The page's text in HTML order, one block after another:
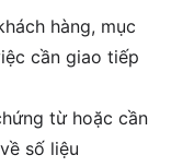
hàng, mục
cần giao tiếp
từ hoặc cần
số liệu